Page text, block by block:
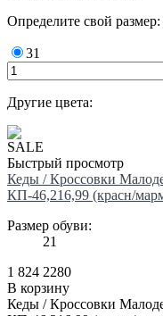
Определите свой размер:
31
Другие цвета:
SALE
Быстрый просмотр
Кеды / Кроссовки
КП-46,216,99 (красн/
Размер обуви:
21
1 824 2280
В корзину
Кеды / Кроссовки